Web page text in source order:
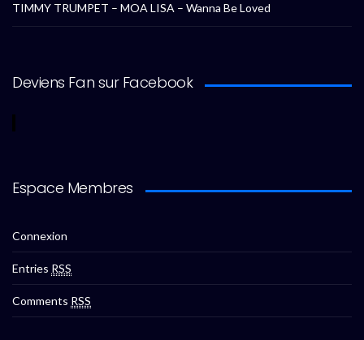
TIMMY TRUMPET – MOA LISA – Wanna Be Loved
Deviens Fan sur Facebook
Espace Membres
Connexion
Entries RSS
Comments RSS